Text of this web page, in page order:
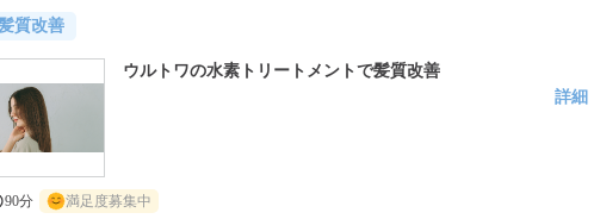
質改善
ウルトワの水素トリートメントで髪質改善
詳細
90分 満足度募集中